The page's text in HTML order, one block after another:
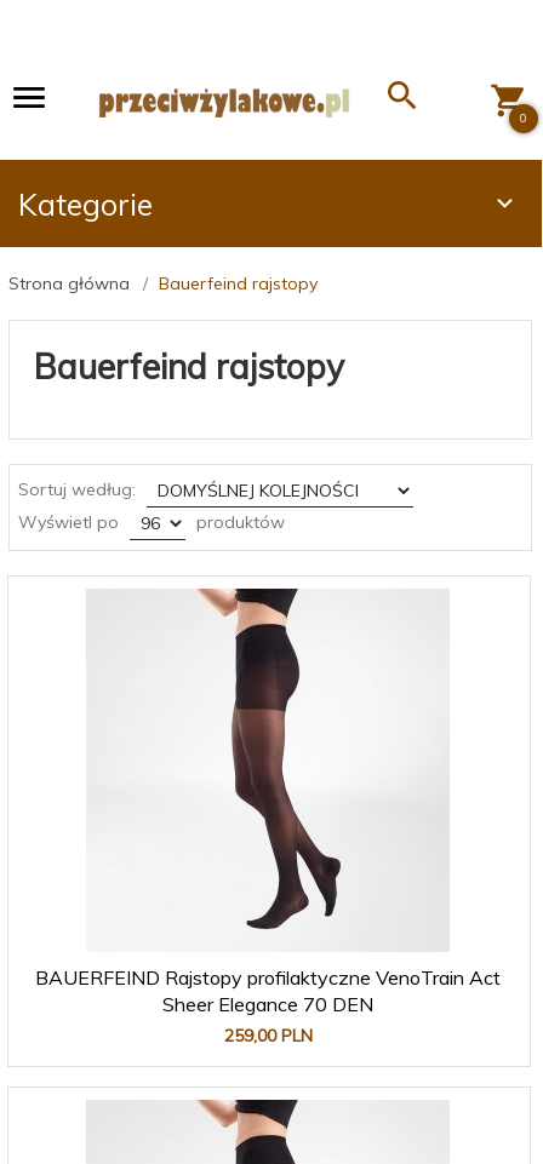
0
Kategorie
Strona główna Bauerfeind rajstopy
Bauerfeind rajstopy
Sortuj według:
sort
Wyświetl po
pop produktów
BAUERFEIND Rajstopy profilaktyczne VenoTrain Act
Sheer Elegance 70 DEN
259,00 PLN